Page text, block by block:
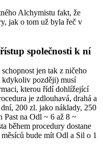
Alchymistu fakt, že
jak o tom už byla řeč v
společnosti k ní
jen tak z ničeho
kdykoliv později) musí
kterou řídí dohlížející
je zdlouhavá, drahá a
200 zl. jako náklady, 250
Past na Odl ~ 6 až 8 ~
během procedury dostane
bude mít Odl a Sil o 1